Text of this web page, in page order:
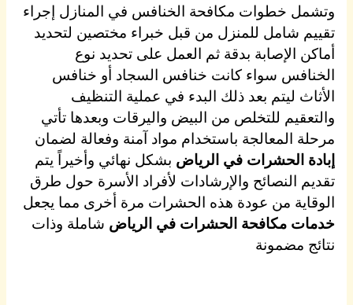
وتشمل خطوات مكافحة الخنافس في المنازل إجراء
تقييم شامل للمنزل من قبل خبراء مختصين لتحديد
أماكن الإصابة بدقة ثم العمل على تحديد نوع
الخنافس سواء كانت خنافس السجاد أو خنافس
الأثاث ليتم بعد ذلك البدء في عملية التنظيف
والتعقيم للتخلص من البيض واليرقات وبعدها تأتي
مرحلة المعالجة باستخدام مواد آمنة وفعالة لضمان
إبادة الحشرات في الرياض بشكل نهائي وأخيراً يتم
تقديم النصائح والإرشادات لأفراد الأسرة حول طرق
الوقاية من عودة هذه الحشرات مرة أخرى مما يجعل
خدمات مكافحة الحشرات في الرياض شاملة وذات
نتائج مضمونة